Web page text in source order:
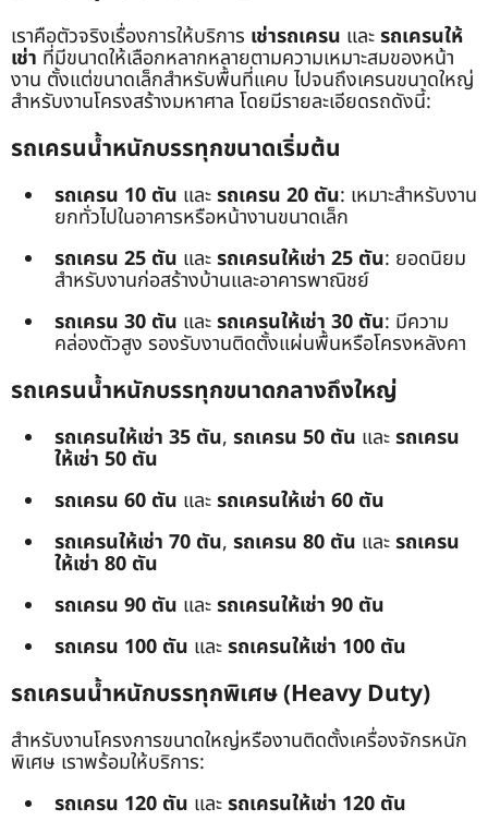
เราคือตัวจริงเรื่องการให้บริการ เช่ารถเครน และรถเครนให้
เช่า ที่มีขนาดให้เลือกหลากหลายตามความเหมาะสมของหน้า
งาน ตั้งแต่ขนาดเล็กสำหรับพื้นที่แคบ ไปจนถึงเครนขนาดใหญ่
สำหรับงานโครงสร้างมหาศาล โดยมีรายละเอียดรถดังนี้:
รถเครนน้ำหนักบรรทุกขนาดเริ่มต้น
รถเครน 10 ตัน และรถเครน 20 ตัน: เหมาะสำหรับงาน
ยกทั่วไปในอาคารหรือหน้างานขนาดเล็ก
รถเครน 25 ตัน และรถเครนให้เช่า 25 ตัน: ยอดนิยม
สำหรับงานก่อสร้างบ้านและอาคารพาณิชย์
รถเครน 30 ตัน และรถเครนให้เช่า 30 ตัน: มีความ
คล่องตัวสูง รองรับงานติดตั้งแผ่นพื้นหรือโครงหลังคา
รถเครนน้ำหนักบรรทุกขนาดกลางถึงใหญ่
รถเครนให้เช่า 35 ตัน, รถเครน 50 ตัน และรถเครน
ให้เช่า 50 ตัน
รถเครน 60 ตัน และรถเครนให้เช่า 60 ตัน
รถเครนให้เช่า 70 ตัน, รถเครน 80 ตัน และรถเครน
ให้เช่า 80 ตัน
รถเครน 90 ตัน และรถเครนให้เช่า 90 ตัน
รถเครน 100 ตัน และรถเครนให้เช่า 100 ตัน
รถเครนน้ำหนักบรรทุกพิเศษ (Heavy Duty)
สำหรับงานโครงการขนาดใหญ่หรืองานติดตั้งเครื่องจักรหนัก
พิเศษ เราพร้อมให้บริการ:
รถเครน 120 ตัน และรถเครนให้เช่า 120 ตัน